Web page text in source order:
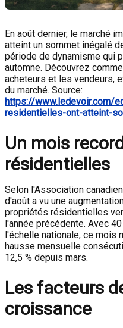
En août dernier, le marché
atteint un sommet inégalé
période de dynamisme qui
automne. Découvrez
acheteurs et les vendeurs,
du marché. Source:
https://www.ledevoir.com/
residentielles-ont-atteint-
Un mois
résidentielles
Selon l'Association
d'août a vu une
propriétés résidentielles
l'année précédente. Avec
l'échelle nationale, ce mois
hausse mensuelle
12,5 % depuis mars.
Les facteurs
croissance